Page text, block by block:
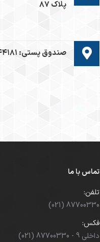
پلاک ۸۷
صندوق پستی: ۱۹۹۴۸۴۴۱۸۱
تماس با ما
تلفن:
(021) 87700330
فکس:
(021) 87700330 - داخلی 9